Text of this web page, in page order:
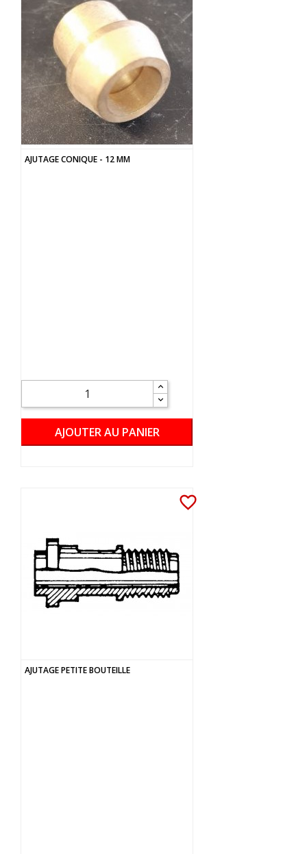
AJUTAGE CONIQUE - 12 MM
AJOUTER AU PANIER
favorite_border
AJUTAGE PETITE BOUTEILLE